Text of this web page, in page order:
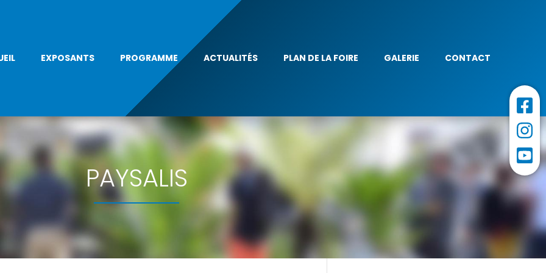
EXPOSANTS PROGRAMME ACTUALITÉS PLAN DE LA FOIRE GALERIE CONTACT
PAYSALIS